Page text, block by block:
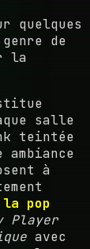
quelques
de
la
salle
teintée
à
pop
Player
avec